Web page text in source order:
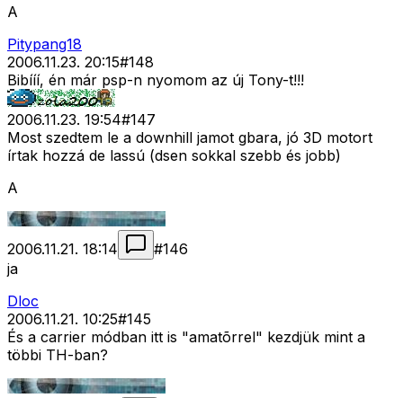
A
Pitypang18
2006.11.23. 20:15#148
Bibííí, én már psp-n nyomom az új Tony-t!!!
2006.11.23. 19:54#147
Most szedtem le a downhill jamot gbara, jó 3D motort
írtak hozzá de lassú (dsen sokkal szebb és jobb)
A
2006.11.21. 18:14 #146
ja
Dloc
2006.11.21. 10:25#145
És a carrier módban itt is "amatõrrel" kezdjük mint a
többi TH-ban?